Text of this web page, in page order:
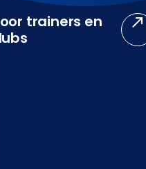
trainers en